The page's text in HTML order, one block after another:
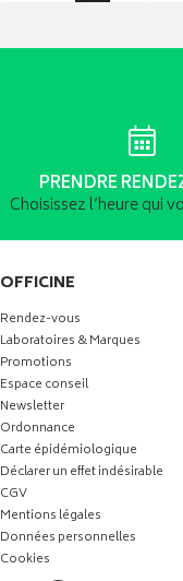
PRENDRE
Choisissez l’heure qui
OFFICINE
Rendez-vous
Laboratoires & Marques
Promotions
Espace conseil
Newsletter
Ordonnance
Carte épidémiologique
Déclarer un effet indésirable
CGV
Mentions légales
Données personnelles
Cookies